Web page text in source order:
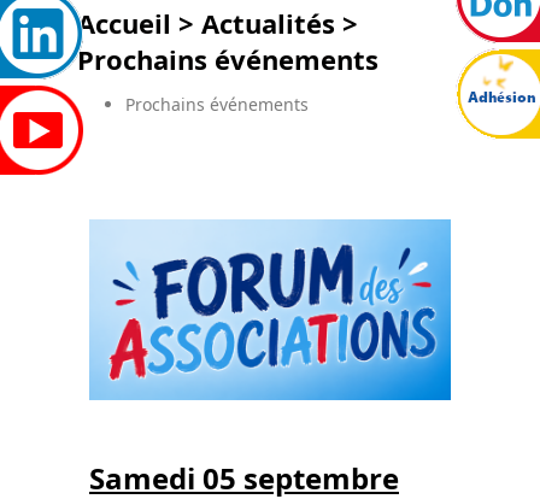
Accueil > Actualités >
Prochains événements
Prochains événements
Samedi 05 septembre